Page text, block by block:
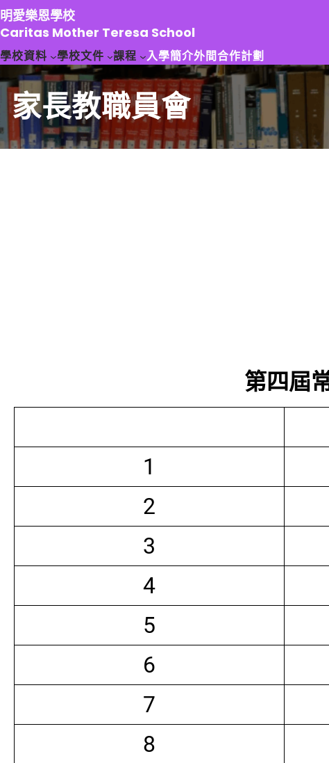
跳
至
主
要
容
明愛樂恩學校
Caritas Mother Teresa School
學校資料 學校文件 課程 入學簡介外間合作計劃
家長教職員會
第四屆
1
2
3
4
5
6
7
8